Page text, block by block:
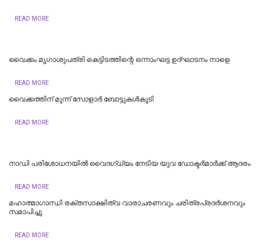
READ MORE
വൈക്കം മൃഗാശുപത്രി കെട്ടിടത്തിന്റെ ഒന്നാംഘട്ട ഉദ്ഘാടനം നാളെ
READ MORE
വൈക്കത്തിന് മൂന്ന് സോളാർ ബോട്ടുകൾകൂടി
READ MORE
നാഡി പരിശോധനയിൽ വൈദഗ്ധ്യം നേടിയ യുവ ഡോക്ടർമാർക്ക് ആദരം
READ MORE
മഹാത്മാഗാന്ധി രക്തസാക്ഷിത്വ വാരാചരണവും ചരിത്രപ്രദർശനവും
സമാപിച്ചു
READ MORE